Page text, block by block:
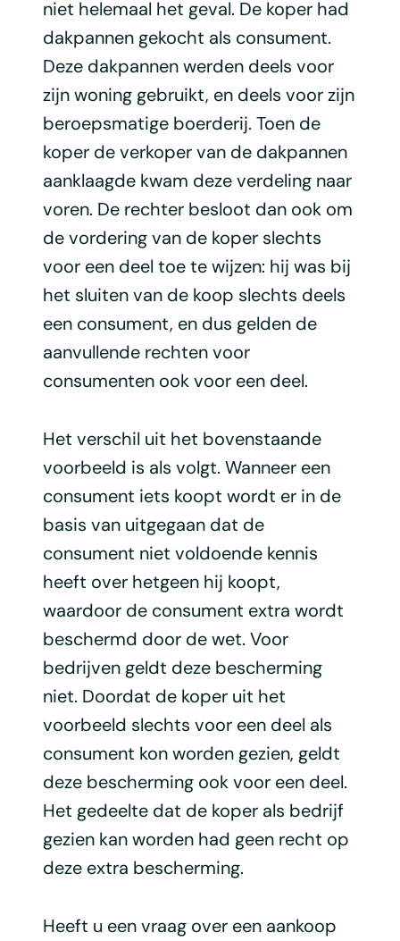
niet helemaal het geval. De koper had
dakpannen gekocht als consument.
Deze dakpannen werden deels voor
zijn woning gebruikt, en deels voor zijn
beroepsmatige boerderij. Toen de
koper de verkoper van de dakpannen
aanklaagde kwam deze verdeling naar
voren. De rechter besloot dan ook om
de vordering van de koper slechts
voor een deel toe te wijzen: hij was bij
het sluiten van de koop slechts deels
een consument, en dus gelden de
aanvullende rechten voor
consumenten ook voor een deel.
Het verschil uit het bovenstaande
voorbeeld is als volgt. Wanneer een
consument iets koopt wordt er in de
basis van uitgegaan dat de
consument niet voldoende kennis
heeft over hetgeen hij koopt,
waardoor de consument extra wordt
beschermd door de wet. Voor
bedrijven geldt deze bescherming
niet. Doordat de koper uit het
voorbeeld slechts voor een deel als
consument kon worden gezien, geldt
deze bescherming ook voor een deel.
Het gedeelte dat de koper als bedrijf
gezien kan worden had geen recht op
deze extra bescherming.
Heeft u een vraag over een aankoop